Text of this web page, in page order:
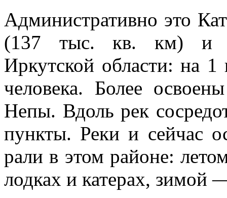
Административно это
(137 тыс. кв. км) и
Иркутской обла­сти: на
че­ловека. Более
Непы. Вдоль рек
пункты. Реки и сейчас
рали в этом районе:
лодках и катерах, зимой